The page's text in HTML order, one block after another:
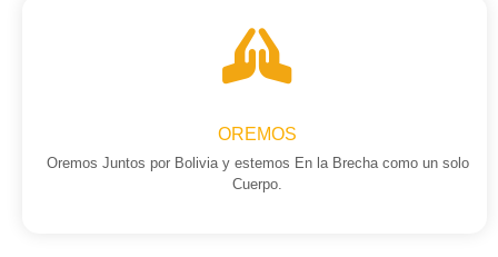
OREMOS
Oremos Juntos por Bolivia y estemos En la Brecha como un solo
Cuerpo.